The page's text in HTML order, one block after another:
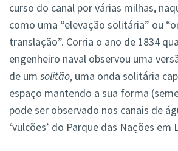
curso do canal por várias milhas,
como uma “elevação solitária” ou
translação”. Corria o ano de 1834
engenheiro naval observou uma
de um solitão, uma onda solitária
espaço mantendo a sua forma
pode ser observado nos canais de
‘vulcões’ do Parque das Nações em